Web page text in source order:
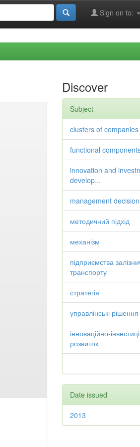
Sign on to:
Discover
Subject
clusters of companies
functional
innovation and
develop...
management
методичний підхід
механізм
підприємства
транспорту
стратегія
управлінські рішення
інноваційно-
розвиток
Date issued
2013